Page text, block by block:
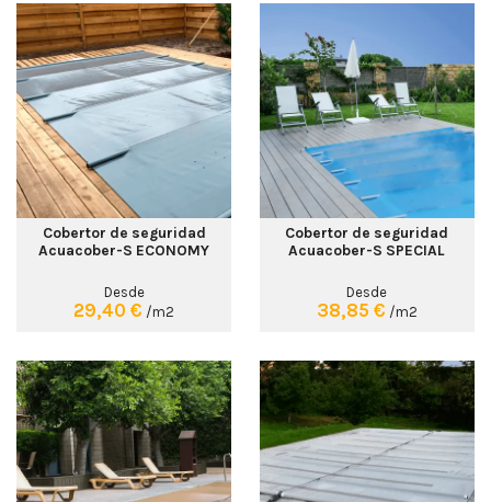
Cobertor de seguridad
Acuacober-S ECONOMY
Desde
29,40 € /m2
Cobertor de seguridad
Acuacober-S SPECIAL
Desde
38,85 € /m2